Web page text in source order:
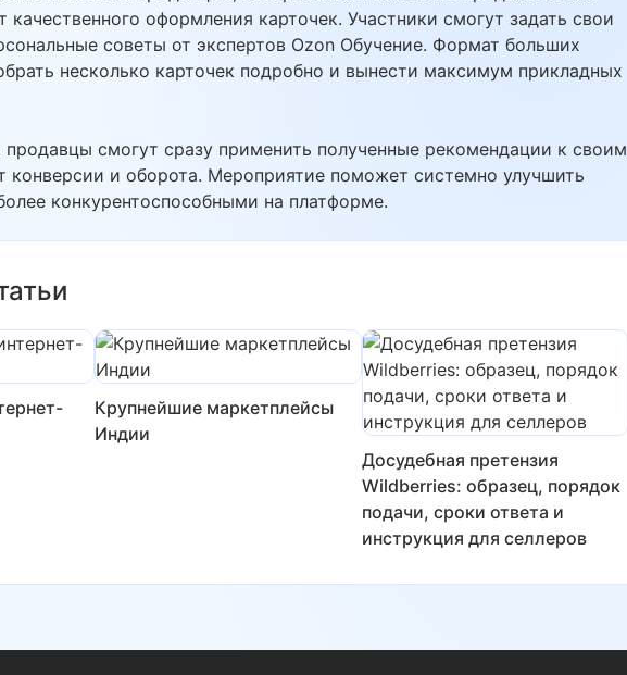
качественного оформления карточек. Участники смогут задать свои
советы от экспертов Ozon Обучение. Формат больших
несколько карточек подробно и вынести максимум прикладных
смогут сразу применить полученные рекомендации к своим
конверсии и оборота. Мероприятие поможет системно улучшить
конкурентоспособными на платформе.
Крупнейшие маркетплейсы
Индии
Досудебная претензия
Wildberries: образец, порядок
подачи, сроки ответа и
инструкция для селлеров